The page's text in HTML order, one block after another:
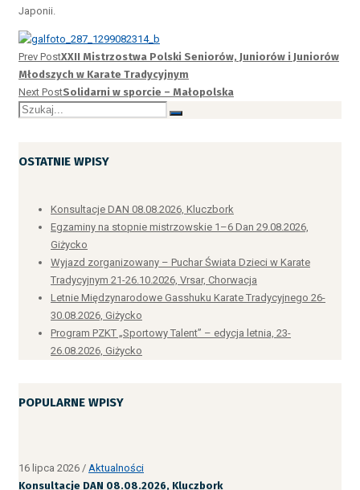
Japonii.
Prev PostXXII Mistrzostwa Polski Seniorów, Juniorów i Juniorów
Młodszych w Karate Tradycyjnym
Next PostSolidarni w sporcie – Małopolska
OSTATNIE WPISY
Konsultacje DAN 08.08.2026, Kluczbork
Egzaminy na stopnie mistrzowskie 1–6 Dan 29.08.2026,
Giżycko
Wyjazd zorganizowany – Puchar Świata Dzieci w Karate
Tradycyjnym 21-26.10.2026, Vrsar, Chorwacja
Letnie Międzynarodowe Gasshuku Karate Tradycyjnego 26-
30.08.2026, Giżycko
Program PZKT „Sportowy Talent” – edycja letnia, 23-
26.08.2026, Giżycko
POPULARNE WPISY
16 lipca 2026 / Aktualności
Konsultacje DAN 08.08.2026, Kluczbork